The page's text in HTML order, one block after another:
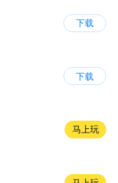
下载
下载
马上玩